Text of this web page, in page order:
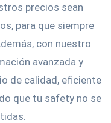
precios sean
para que siempre
con nuestro
avanzada y
de calidad, eficiente
que tu safety no se